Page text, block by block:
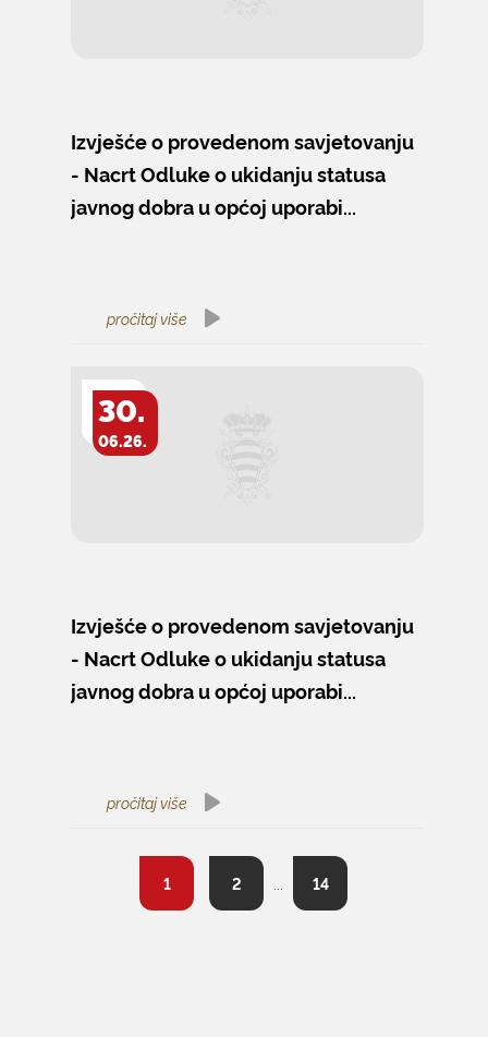
Izvješće o provedenom savjetovanju
- Nacrt Odluke o ukidanju statusa
javnog dobra u općoj uporabi...
pročitaj više
30.
06.26.
Izvješće o provedenom savjetovanju
- Nacrt Odluke o ukidanju statusa
javnog dobra u općoj uporabi...
pročitaj više
1 2 14